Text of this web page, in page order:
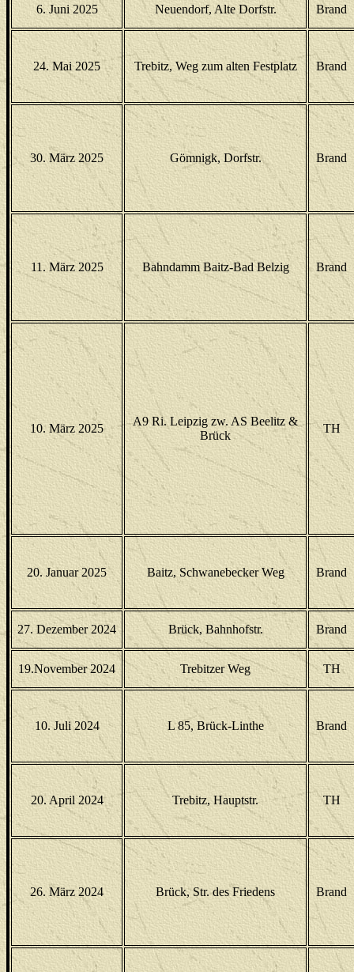
6. Juni 2025 Neuendorf, Alte Dorfstr. Brand
24. Mai 2025 Trebitz, Weg zum alten Festplatz Brand
30. März 2025 Gömnigk, Dorfstr. Brand
11. März 2025 Bahndamm Baitz-Bad Belzig Brand
10. März 2025
A9 Ri. Leipzig zw. AS Beelitz &
Brück
TH
20. Januar 2025 Baitz, Schwanebecker Weg Brand
27. Dezember 2024 Brück, Bahnhofstr. Brand
19.November 2024 Trebitzer Weg TH
10. Juli 2024 L 85, Brück-Linthe Brand
20. April 2024 Trebitz, Hauptstr. TH
26. März 2024 Brück, Str. des Friedens Brand